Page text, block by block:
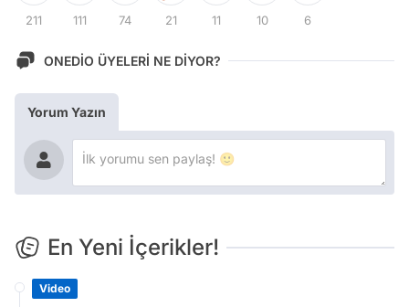
211 111 74 21 11 10 6
ONEDİO ÜYELERİ NE DİYOR?
Yorum Yazın
En Yeni İçerikler!
Video